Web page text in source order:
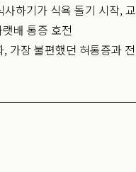
하기가 식욕 돌기 시작,
배 통증 호전
장 불편했던 혀통증과